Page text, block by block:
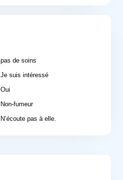
pas de soins
Je suis intéressé
Oui
Non-fumeur
N’écoute pas à elle.